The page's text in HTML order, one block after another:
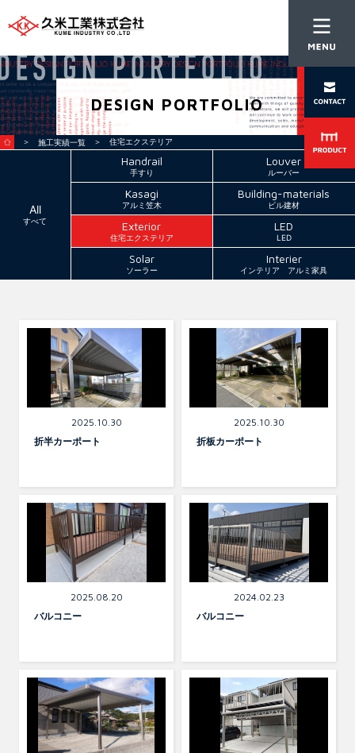
DESIGN PORTFOLIO
＞ 施工実績一覧 ＞ 住宅エクステリア
All
すべて
Handrail
手すり
Louver
ルーバー
Kasagi
アルミ笠木
Building-materials
ビル建材
Exterior
住宅エクステリア
LED
LED
Solar
ソーラー
Interier
インテリア アルミ家具
2025.10.30
折半カーポート
Exterior
2025.10.30
折板カーポート
Exterior
2025.08.20
バルコニー
Exterior
2024.02.23
バルコニー
Exterior
Exterior
Exterior